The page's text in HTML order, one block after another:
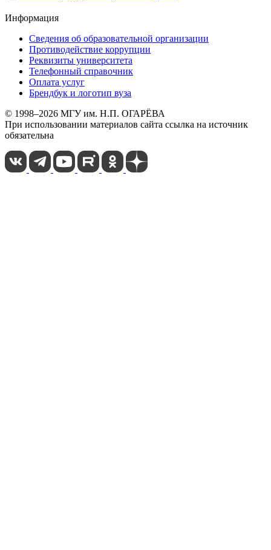
Информация
Сведения об образовательной организации
Противодействие коррупции
Реквизиты университета
Телефонный справочник
Оплата услуг
Брендбук и логотип вуза
© 1998–2026 МГУ им. Н.П. ОГАРЁВА
При использовании материалов сайта ссылка на источник
обязательна